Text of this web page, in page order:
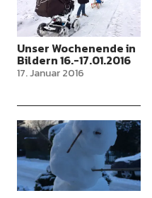
Unser Wochenende in
Bildern 16.-17.01.2016
17. Januar 2016